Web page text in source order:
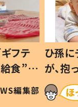
フテ
食”を
の親
編集部
ひ孫
が、
「涙が
い」